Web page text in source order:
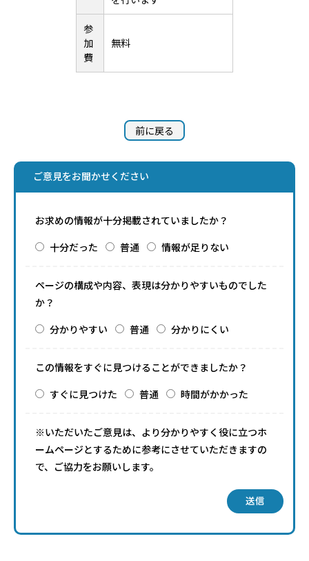
参
加
費
無料
前に戻る
ご意見をお聞かせください
お求めの情報が十分掲載されていましたか？
十分だった
普通 情報が足りない
ページの構成や内容、表現は分かりやすいものでした
か？
分かりやすい
普通 分かりにくい
この情報をすぐに見つけることができましたか？
すぐに見つけた
普通 時間がかかった
※いただいたご意見は、より分かりやすく役に立つホ
ームページとするために参考にさせていただきますの
で、ご協力をお願いします。
送信